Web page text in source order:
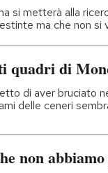
si metterà alla
ma che non si
quadri di
di aver bruciato
delle ceneri
non